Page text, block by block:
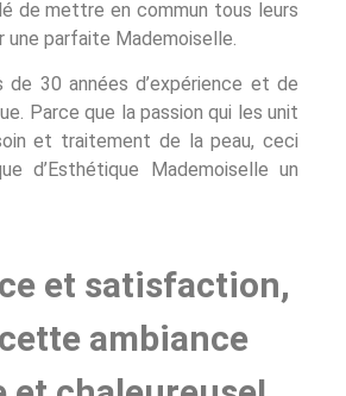
de mettre en commun tous leurs
une parfaite Mademoiselle.
de 30 années d’expérience et de
Parce que la passion qui les unit
et traitement de la peau, ceci
d’Esthétique Mademoiselle un
et satisfaction,
ambiance